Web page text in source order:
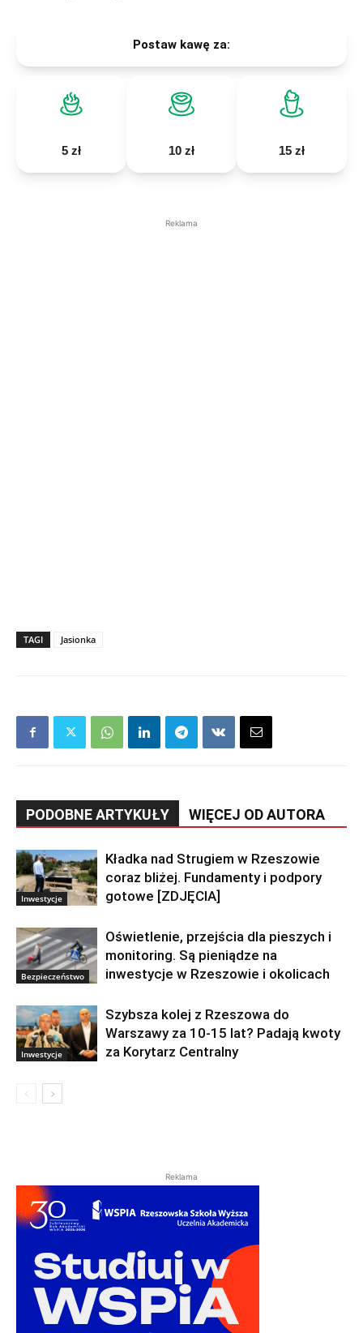
Postaw kawę za:
5 zł 10 zł 15 zł
Reklama
TAGI Jasionka
PODOBNE ARTYKUŁY WIĘCEJ OD AUTORA
Inwestycje
Kładka nad Strugiem w Rzeszowie
coraz bliżej. Fundamenty i podpory
gotowe [ZDJĘCIA]
Bezpieczeństwo
Oświetlenie, przejścia dla pieszych i
monitoring. Są pieniądze na
inwestycje w Rzeszowie i okolicach
Inwestycje
Szybsza kolej z Rzeszowa do
Warszawy za 10-15 lat? Padają kwoty
za Korytarz Centralny
Reklama